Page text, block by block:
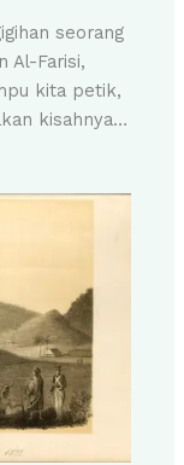
seorang
Al-Farisi,
kita petik,
kisahnya…